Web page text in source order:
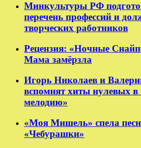
Минкультуры РФ
перечень профессий и
творческих работников
Рецензия: «Ночные
Мама замёрзла
Игорь Николаев и
вспомнят хиты нулевых в
мелодию»
«Моя Мишель» спела
«Чебурашки»